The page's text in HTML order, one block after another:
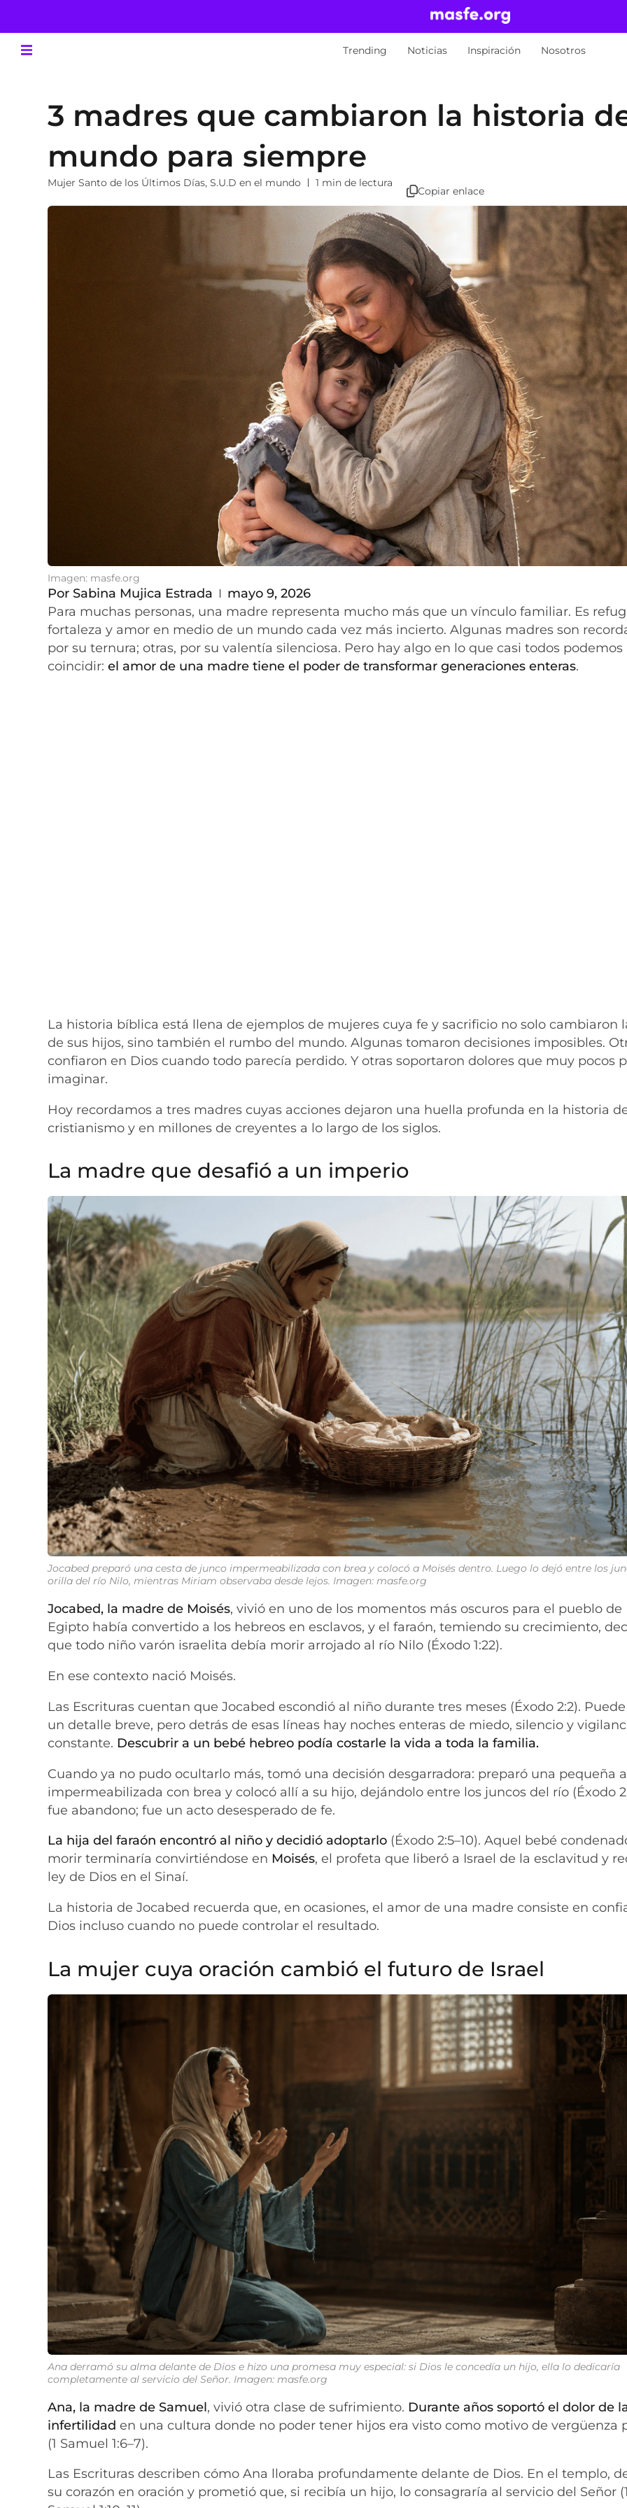
Trending Noticias Inspiración Nosotros
3 madres que cambiaron la historia
mundo para siempre
Mujer Santo de los Últimos Días,S.U.D en el mundo 1 min de lectura
Copiar enlace
Imagen: masfe.org
Por Sabina Mujica Estrada
mayo 9, 2026
Para muchas personas, una madre representa mucho más que un vínculo familiar. Es
fortaleza y amor en medio de un mundo cada vez más incierto. Algunas madres son
por su ternura; otras, por su valentía silenciosa. Pero hay algo en lo que casi todos podemos
coincidir:el amor de una madre tiene el poder de transformar generaciones enteras.
La historia bíblica está llena de ejemplos de mujeres cuya fe y sacrificio no solo cambiaron
de sus hijos, sino también el rumbo del mundo. Algunas tomaron decisiones imposibles.
confiaron en Dios cuando todo parecía perdido. Y otras soportaron dolores que muy pocos
imaginar.
Hoy recordamos a tres madres cuyas acciones dejaron una huella profunda en la historia
cristianismo y en millones de creyentes a lo largo de los siglos.
La madre que desafió a un imperio
Jocabed preparó una cesta de junco impermeabilizada con brea y colocó a Moisés dentro. Luego lo dejó entre los
orilla del río Nilo, mientras Miriam observaba desde lejos. Imagen: masfe.org
Jocabed, la madre de Moisés, vivió en uno de los momentos más oscuros para el pueblo de
Egipto había convertido a los hebreos en esclavos, y el faraón, temiendo su crecimiento,
que todo niño varón israelita debía morir arrojado al río Nilo (Éxodo 1:22).
En ese contexto nació Moisés.
Las Escrituras cuentan que Jocabed escondió al niño durante tres meses (Éxodo 2:2).
un detalle breve, pero detrás de esas líneas hay noches enteras de miedo, silencio y
constante. Descubrir a un bebé hebreo podía costarle la vida a toda la familia.
Cuando ya no pudo ocultarlo más, tomó una decisión desgarradora: preparó una pequeña
impermeabilizada con brea y colocó allí a su hijo, dejándolo entre los juncos del río (Éxodo
fue abandono; fue un acto desesperado de fe.
La hija del faraón encontró al niño y decidió adoptarlo (Éxodo 2:5–10). Aquel bebé
morir terminaría convirtiéndose en Moisés, el profeta que liberó a Israel de la esclavitud y
ley de Dios en el Sinaí.
La historia de Jocabed recuerda que, en ocasiones, el amor de una madre consiste en
Dios incluso cuando no puede controlar el resultado.
La mujer cuya oración cambió el futuro de Israel
Ana derramó su alma delante de Dios e hizo una promesa muy especial: si Dios le concedía un hijo, ella lo dedicaría
completamente al servicio del Señor. Imagen: masfe.org
Ana, la madre de Samuel, vivió otra clase de sufrimiento. Durante años soportó el dolor de
infertilidad en una cultura donde no poder tener hijos era visto como motivo de vergüenza
(1 Samuel 1:6–7).
Las Escrituras describen cómo Ana lloraba profundamente delante de Dios. En el templo,
su corazón en oración y prometió que, si recibía un hijo, lo consagraría al servicio del Señor